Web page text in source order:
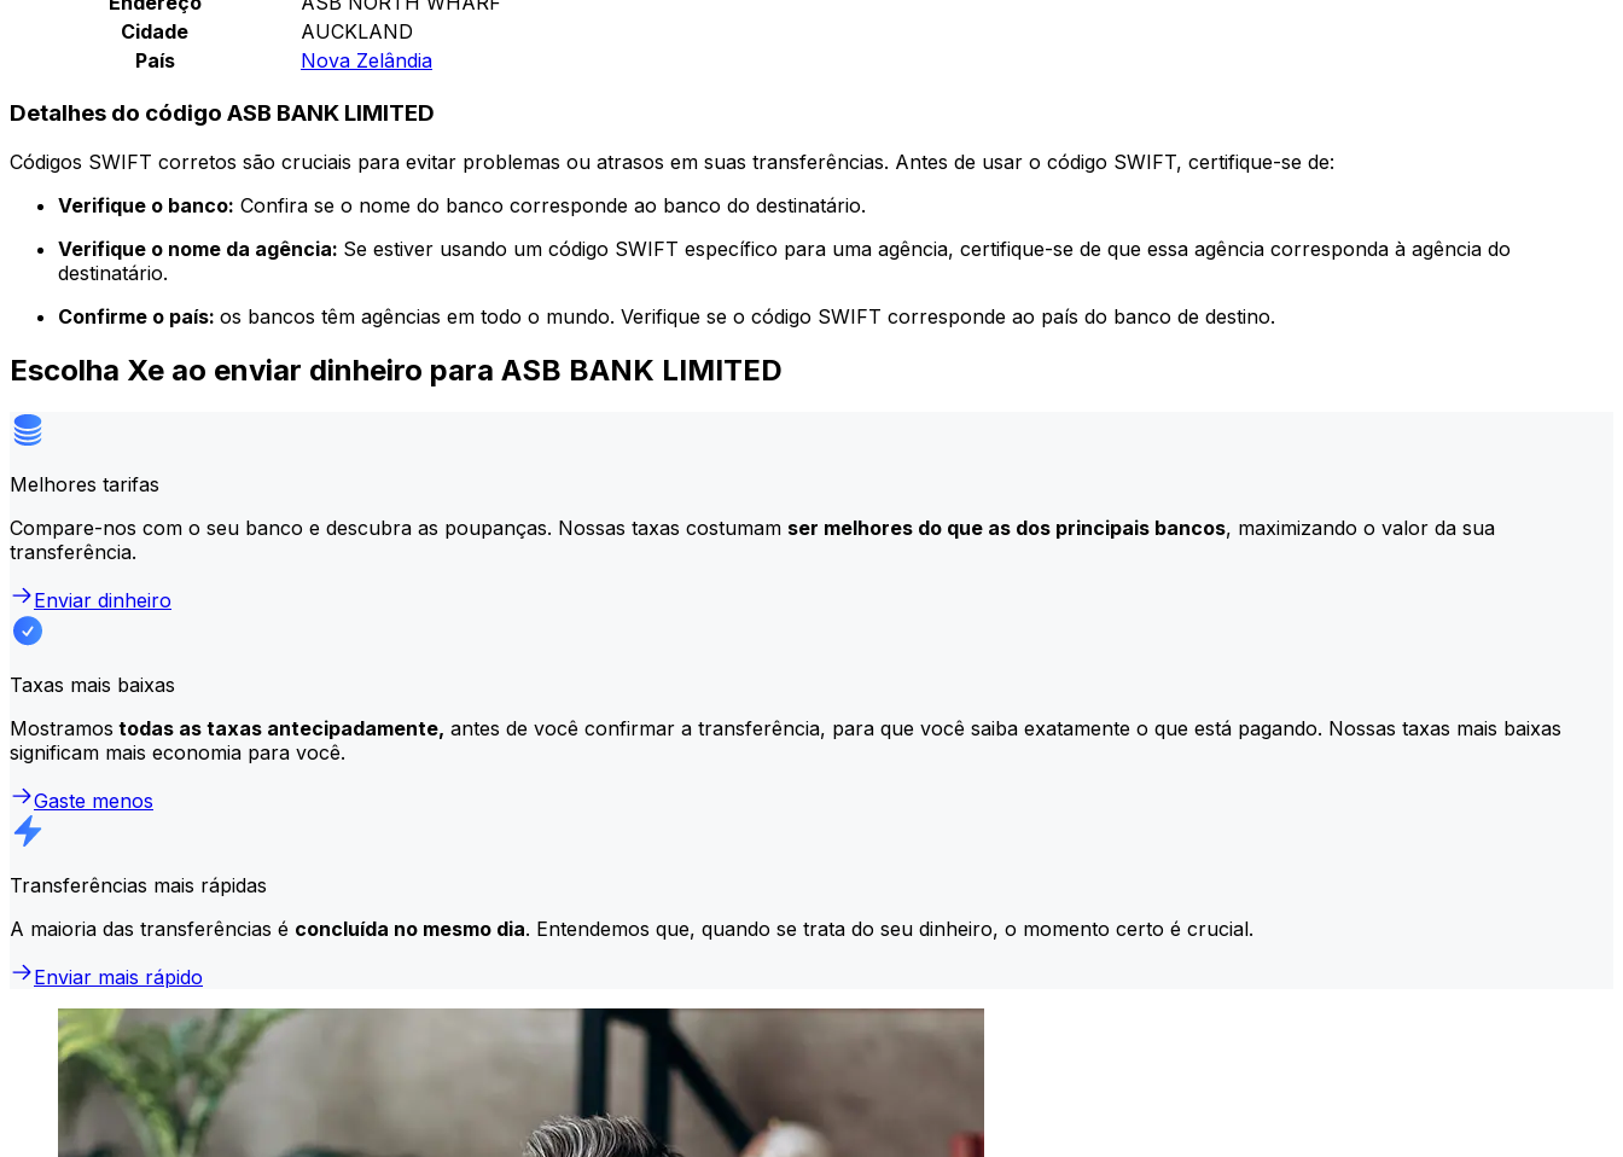
Cidade
AUCKLAND
País
Nova Zelândia
Detalhes do código ASB BANK LIMITED
Códigos SWIFT corretos são cruciais para evitar problemas ou atrasos em suas transferências. Antes de usar o código SWIFT, certifique-se de:
Verifique o banco: Confira se o nome do banco corresponde ao banco do destinatário.
Verifique o nome da agência: Se estiver usando um código SWIFT específico para uma agência, certifique-se de que essa agência corresponda à agência do
destinatário.
Confirme o país: os bancos têm agências em todo o mundo. Verifique se o código SWIFT corresponde ao país do banco de destino.
Escolha Xe ao enviar dinheiro para ASB BANK LIMITED
Melhores tarifas
Compare-nos com o seu banco e descubra as poupanças. Nossas taxas costumam ser melhores do que as dos principais bancos, maximizando o valor da sua
transferência.
Enviar dinheiro
Taxas mais baixas
Mostramos todas as taxas antecipadamente, antes de você confirmar a transferência, para que você saiba exatamente o que está pagando. Nossas taxas mais baixas
significam mais economia para você.
Gaste menos
Transferências mais rápidas
A maioria das transferências é concluída no mesmo dia. Entendemos que, quando se trata do seu dinheiro, o momento certo é crucial.
Enviar mais rápido